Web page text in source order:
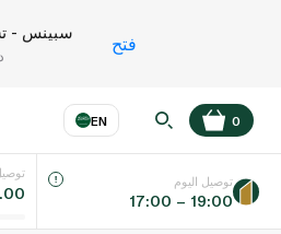
سبينس -
فتح
EN
اللغة عر
0
توصيل اليوم
17:00 – 19:00